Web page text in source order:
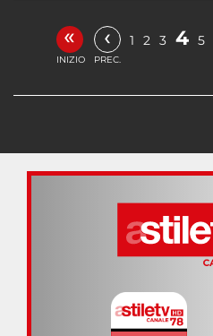
«
INIZIO
‹
PREC.
1 2 3 4 5